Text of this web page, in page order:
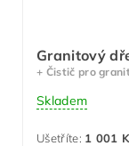
Granitový
+ Čistič pro
Skladem
Ušetříte: 1 001